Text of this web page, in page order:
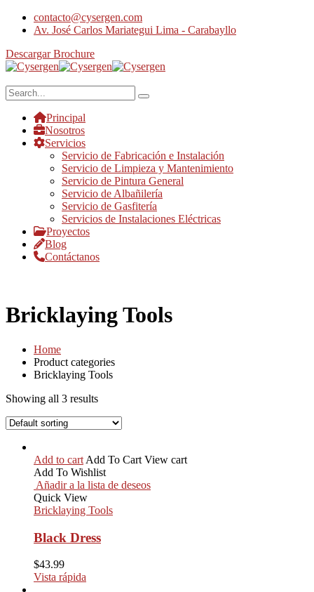
contacto@cysergen.com
Av. José Carlos Mariategui Lima - Carabayllo
Descargar Brochure
Principal
Nosotros
Servicios
Servicio de Fabricación e Instalación
Servicio de Limpieza y Mantenimiento
Servicio de Pintura General
Servicio de Albañilería
Servicio de Gasfitería
Servicios de Instalaciones Eléctricas
Proyectos
Blog
Contáctanos
Bricklaying Tools
Home
Product categories
Bricklaying Tools
Showing all 3 results
Add to cart Add To Cart View cart
Add To Wishlist
Añadir a la lista de deseos
Quick View
Bricklaying Tools
Black Dress
$43.99
Vista rápida